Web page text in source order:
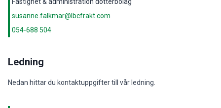
susanne.falkmar@lbcfrakt.com
054-688 504
Ledning
Nedan hittar du kontaktuppgifter till vår ledning.